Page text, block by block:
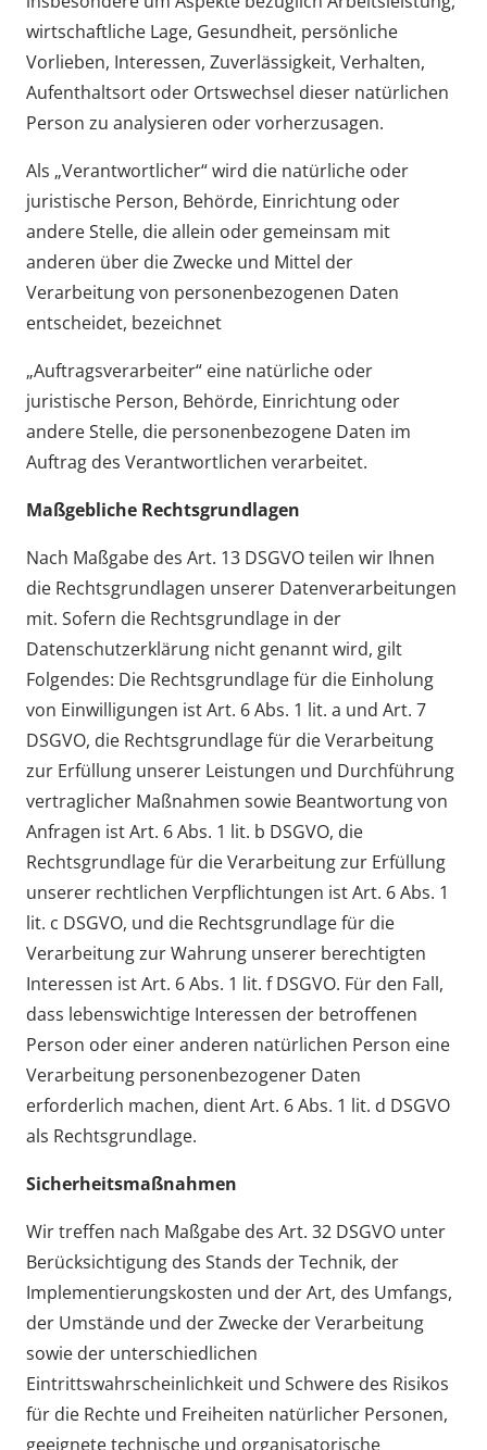
wirtschaftliche Lage, Gesundheit, persönliche
Vorlieben, Interessen, Zuverlässigkeit, Verhalten,
Aufenthaltsort oder Ortswechsel dieser natürlichen
Person zu analysieren oder vorherzusagen.
Als „Verantwortlicher“ wird die natürliche oder
juristische Person, Behörde, Einrichtung oder
andere Stelle, die allein oder gemeinsam mit
anderen über die Zwecke und Mittel der
Verarbeitung von personenbezogenen Daten
entscheidet, bezeichnet
„Auftragsverarbeiter“ eine natürliche oder
juristische Person, Behörde, Einrichtung oder
andere Stelle, die personenbezogene Daten im
Auftrag des Verantwortlichen verarbeitet.
Maßgebliche Rechtsgrundlagen
Nach Maßgabe des Art. 13 DSGVO teilen wir Ihnen
die Rechtsgrundlagen unserer Datenverarbeitungen
mit. Sofern die Rechtsgrundlage in der
Datenschutzerklärung nicht genannt wird, gilt
Folgendes: Die Rechtsgrundlage für die Einholung
von Einwilligungen ist Art. 6 Abs. 1 lit. a und Art. 7
DSGVO, die Rechtsgrundlage für die Verarbeitung
zur Erfüllung unserer Leistungen und Durchführung
vertraglicher Maßnahmen sowie Beantwortung von
Anfragen ist Art. 6 Abs. 1 lit. b DSGVO, die
Rechtsgrundlage für die Verarbeitung zur Erfüllung
unserer rechtlichen Verpflichtungen ist Art. 6 Abs. 1
lit. c DSGVO, und die Rechtsgrundlage für die
Verarbeitung zur Wahrung unserer berechtigten
Interessen ist Art. 6 Abs. 1 lit. f DSGVO. Für den Fall,
dass lebenswichtige Interessen der betroffenen
Person oder einer anderen natürlichen Person eine
Verarbeitung personenbezogener Daten
erforderlich machen, dient Art. 6 Abs. 1 lit. d DSGVO
als Rechtsgrundlage.
Sicherheitsmaßnahmen
Wir treffen nach Maßgabe des Art. 32 DSGVO unter
Berücksichtigung des Stands der Technik, der
Implementierungskosten und der Art, des Umfangs,
der Umstände und der Zwecke der Verarbeitung
sowie der unterschiedlichen
Eintrittswahrscheinlichkeit und Schwere des Risikos
für die Rechte und Freiheiten natürlicher Personen,
geeignete technische und organisatorische